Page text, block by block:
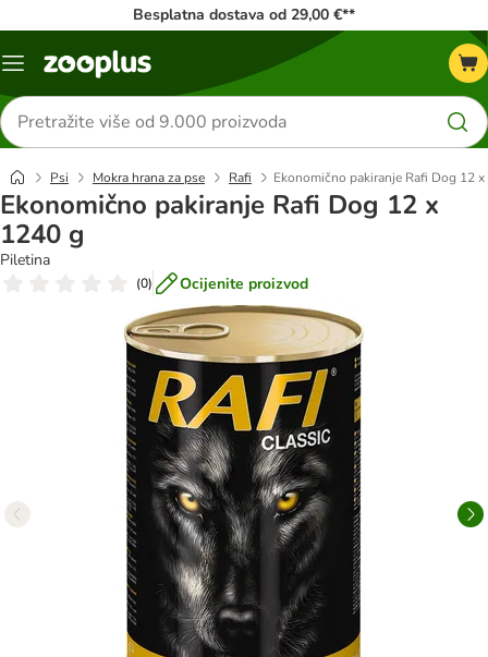
Besplatna dostava od 29,00 €**
Izbornik
Traži
proizvode
Psi Mokra hrana za pse Rafi Ekonomično pakiranje Rafi Dog 12
Ekonomično pakiranje Rafi Dog 12 x
1240 g
Piletina
(0) Ocijenite proizvod